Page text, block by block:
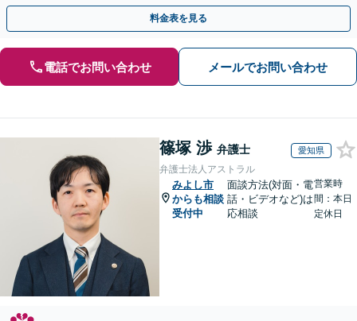
交渉力で、あなたの権利を守ります」【休日・夜間相談可】
料金表を見る
電話でお問い合わせ メールでお問い合わせ
篠塚 渉 弁護士 愛知県
弁護士法人アストラル
みよし市
からも相談
受付中
面談方法(対面・電
話・ビデオなど)は
応相談
営業時
間：本日
定休日